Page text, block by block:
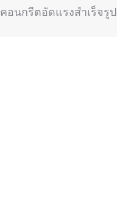
คอนกรีตอัดแรงสำเร็จรูป